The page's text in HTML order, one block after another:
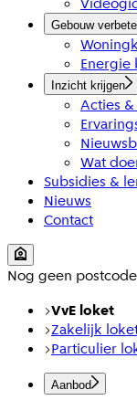
Gebouw
Energie
Inzicht krijgen
Acties
Wat
Subsidies &
Nieuws
Contact
Nog geen
VvE loket
Zakelijk
Particulier
Aanbod